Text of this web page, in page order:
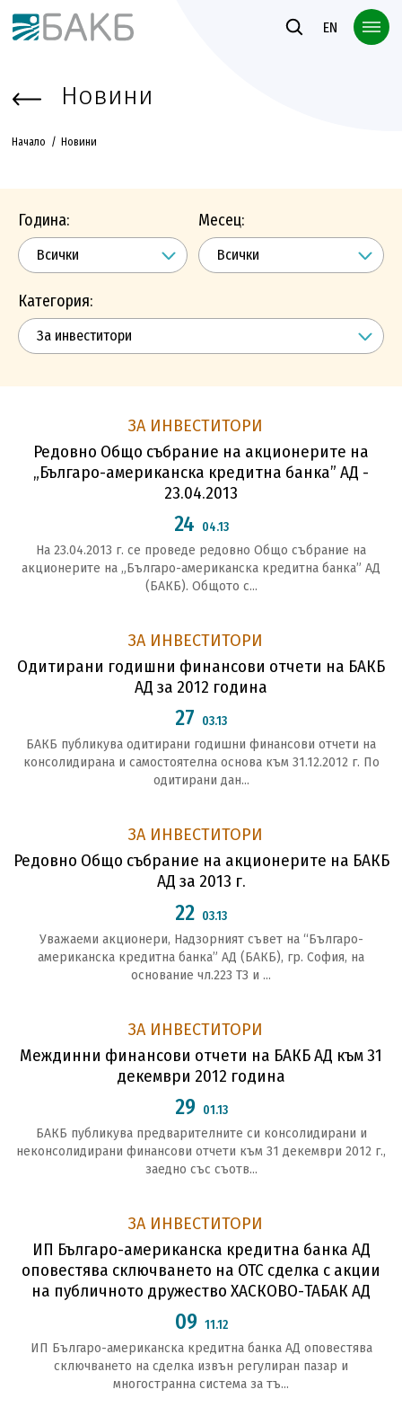
Към основното съдържание
EN
Новини
Начало Новини
Година: Месец:
Категория:
ЗА ИНВЕСТИТОРИ
Редовно Общо събрание на акционерите на
„Българо-американска кредитна банка” АД -
23.04.2013
24 04.13
На 23.04.2013 г. се проведе редовно Общо събрание на
акционерите на „Българо-американска кредитна банка” АД
(БАКБ). Общото с...
ЗА ИНВЕСТИТОРИ
Одитирани годишни финансови отчети на БАКБ
АД за 2012 година
27 03.13
БАКБ публикува одитирани годишни финансови отчети на
консолидирана и самостоятелна основа към 31.12.2012 г. По
одитирани дан...
ЗА ИНВЕСТИТОРИ
Редовно Общо събрание на акционерите на БАКБ
АД за 2013 г.
22 03.13
Уважаеми акционери, Надзорният съвет на “Българо-
американска кредитна банка” АД (БАКБ), гр. София, на
основание чл.223 ТЗ и ...
ЗА ИНВЕСТИТОРИ
Междинни финансови отчети на БАКБ АД към 31
декември 2012 година
29 01.13
БАКБ публикува предварителните си консолидирани и
неконсолидирани финансови отчети към 31 декември 2012 г.,
заедно със съотв...
ЗА ИНВЕСТИТОРИ
ИП Българо-американска кредитна банка АД
оповестява сключването на ОТС сделка с акции
на публичното дружество ХАСКОВО-ТАБАК АД
09 11.12
ИП Българо-американска кредитна банка АД оповестява
сключването на сделка извън регулиран пазар и
многостранна система за тъ...